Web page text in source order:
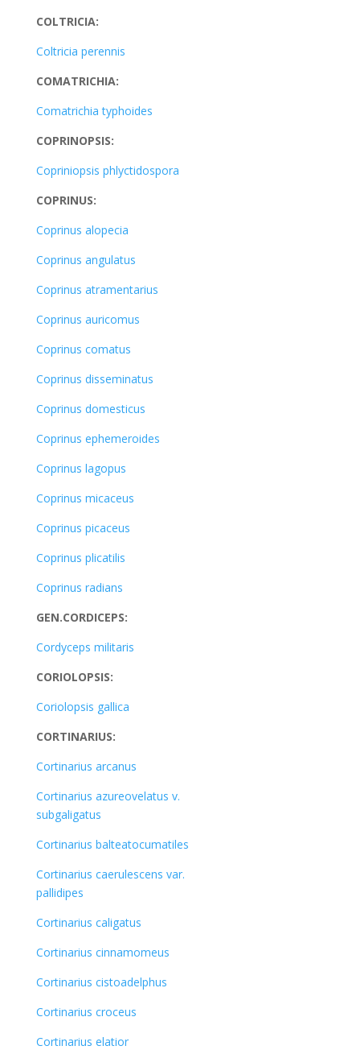
COLTRICIA:
Coltricia perennis
COMATRICHIA:
Comatrichia typhoides
COPRINOPSIS:
Copriniopsis phlyctidospora
COPRINUS:
Coprinus alopecia
Coprinus angulatus
Coprinus atramentarius
Coprinus auricomus
Coprinus comatus
Coprinus disseminatus
Coprinus domesticus
Coprinus ephemeroides
Coprinus lagopus
Coprinus micaceus
Coprinus picaceus
Coprinus plicatilis
Coprinus radians
GEN.CORDICEPS:
Cordyceps militaris
CORIOLOPSIS:
Coriolopsis gallica
CORTINARIUS:
Cortinarius arcanus
Cortinarius azureovelatus v.
subgaligatus
Cortinarius balteatocumatiles
Cortinarius caerulescens var.
pallidipes
Cortinarius caligatus
Cortinarius cinnamomeus
Cortinarius cistoadelphus
Cortinarius croceus
Cortinarius elatior